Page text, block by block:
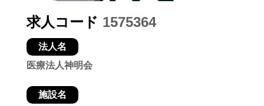
求人コード 1575364
法人名
医療法人神明会
施設名